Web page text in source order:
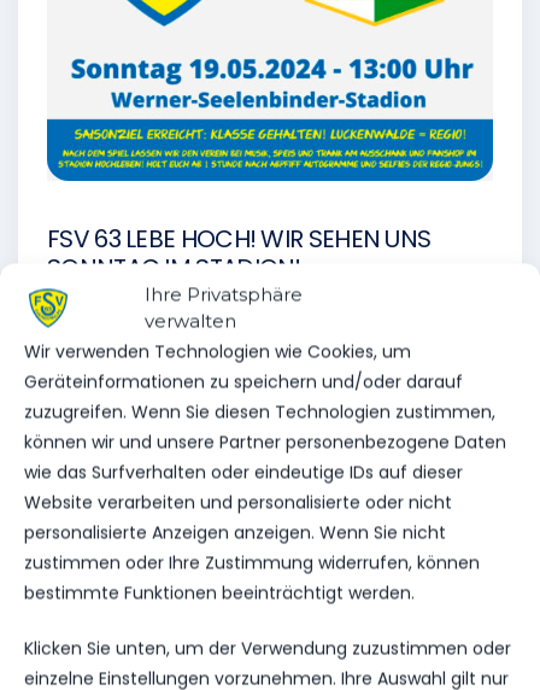
Ihre Privatsphäre
verwalten
Wir verwenden Technologien wie Cookies, um
Geräteinformationen zu speichern und/oder darauf
zuzugreifen. Wenn Sie diesen Technologien zustimmen,
können wir und unsere Partner personenbezogene Daten
wie das Surfverhalten oder eindeutige IDs auf dieser
Website verarbeiten und personalisierte oder nicht
personalisierte Anzeigen anzeigen. Wenn Sie nicht
zustimmen oder Ihre Zustimmung widerrufen, können
bestimmte Funktionen beeinträchtigt werden.
Klicken Sie unten, um der Verwendung zuzustimmen oder
einzelne Einstellungen vorzunehmen. Ihre Auswahl gilt nur
FSV 63 LEBE HOCH! WIR SEHEN UNS
SONNTAG IM STADION!
VORHERIGER BEITRAG
DER FSV VERSCHIEBT
ENERGIES AUFSTIEGSPARTY
VEREINSSPIELPLAN VOM
14.05 – 19.05.24